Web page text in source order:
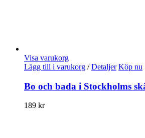
Visa varukorg
Lägg till i varukorg / Detaljer Köp nu
Bo och bada i Stockholms
189 kr